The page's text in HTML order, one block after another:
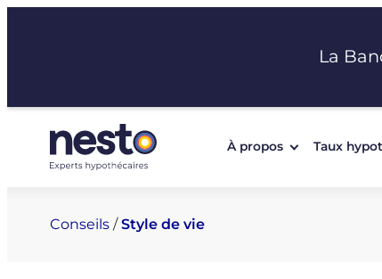
La
À propos Taux
Conseils/Style de vie